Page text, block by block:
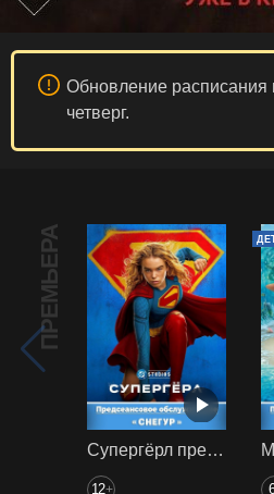
Обновление расписания
четверг.
ПРЕМЬЕРА
Супергёрл предс. обсл. Снегур
12+